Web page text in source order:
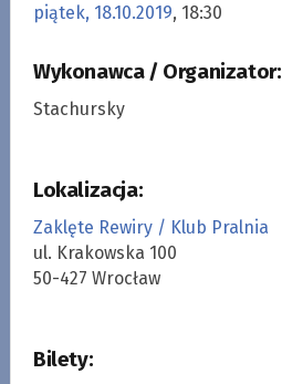
piątek, 18.10.2019, 18:30
Wykonawca / Organizator:
Stachursky
Lokalizacja:
Zaklęte Rewiry / Klub Pralnia
ul. Krakowska 100
50-427 Wrocław
Bilety: